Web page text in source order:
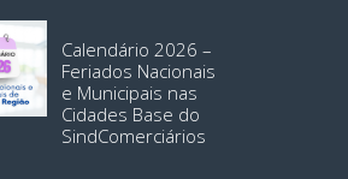
Calendário 2026 –
Feriados Nacionais
e Municipais nas
Cidades Base do
SindComerciários